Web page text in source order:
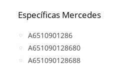
Específicas Mercedes
A6510901286
A651090128680
A651090128688